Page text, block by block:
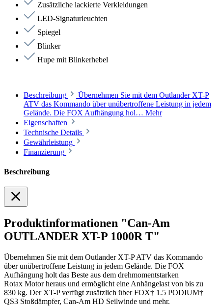
Zusätzliche lackierte Verkleidungen
LED-Signaturleuchten
Spiegel
Blinker
Hupe mit Blinkerhebel
Beschreibung
Übernehmen Sie mit dem Outlander XT-P
ATV das Kommando über unübertroffene Leistung in jedem
Gelände. Die FOX Aufhängung hol… Mehr
Eigenschaften
Technische Details
Gewährleistung
Finanzierung
Beschreibung
Produktinformationen "Can-Am
OUTLANDER XT-P 1000R T"
Übernehmen Sie mit dem Outlander XT-P ATV das Kommando
über unübertroffene Leistung in jedem Gelände. Die FOX
Aufhängung holt das Beste aus dem drehmomentstarken
Rotax Motor heraus und ermöglicht eine Anhängelast von bis zu
830 kg. Der XT-P verfügt zusätzlich über FOX† 1.5 PODIUM†
QS3 Stoßdämpfer, Can-Am HD Seilwinde und mehr.